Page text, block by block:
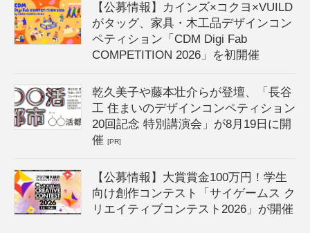
【公募情報】カインズ×コクヨ×VUILD
がタッグ、家具・木工品デザインコン
ペティション「CDM Digi Fab
COMPETITION 2026」を初開催
乾久美子や藤本壮介らが登壇、「長谷
工 住まいのデザインコンペティション
20回記念 特別講演会」が8月19日に開
催[PR]
【公募情報】大賞賞金100万円！学生
向け創作コンテスト「サイゲームス ク
リエイティブコンテスト2026」が開催